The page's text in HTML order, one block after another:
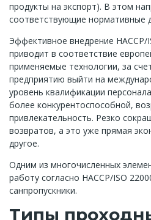
продукты на экспорт). В этом
соответствующие нормативные
Эффективное внедрение НАССР/
приводит в соответствие
применяемые технологии, за
предприятию выйти на
уровень квалификации
более конкурентоспособной,
привлекательность. Резко
возвратов, а это уже прямая
другое.
Одним из многочисленных
работу согласно НАССР/ISO
санпропускники.
Типы